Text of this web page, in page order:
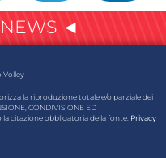
◄
Volley
la riproduzione totale e/o parziale dei
CONDIVISIONE ED
la citazione obbligatoria della fonte. Privacy